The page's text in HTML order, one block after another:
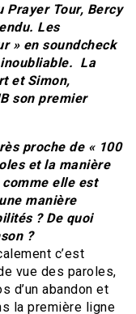
Prayer Tour, Bercy
Les
» en soundcheck
inoubliable. La
et Simon,
son premier
proche de « 100
et la manière
elle est
manière
? De quoi
?
c’est
vue des paroles,
d’un abandon et
la première ligne